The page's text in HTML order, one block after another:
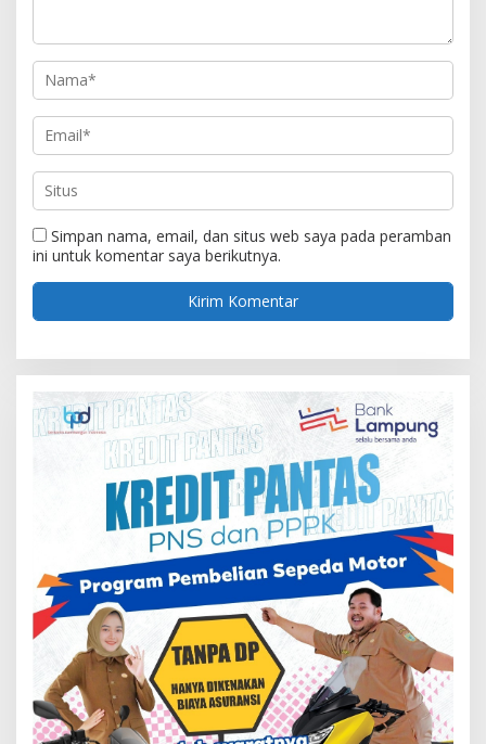
Simpan nama, email, dan situs web saya pada peramban
ini untuk komentar saya berikutnya.